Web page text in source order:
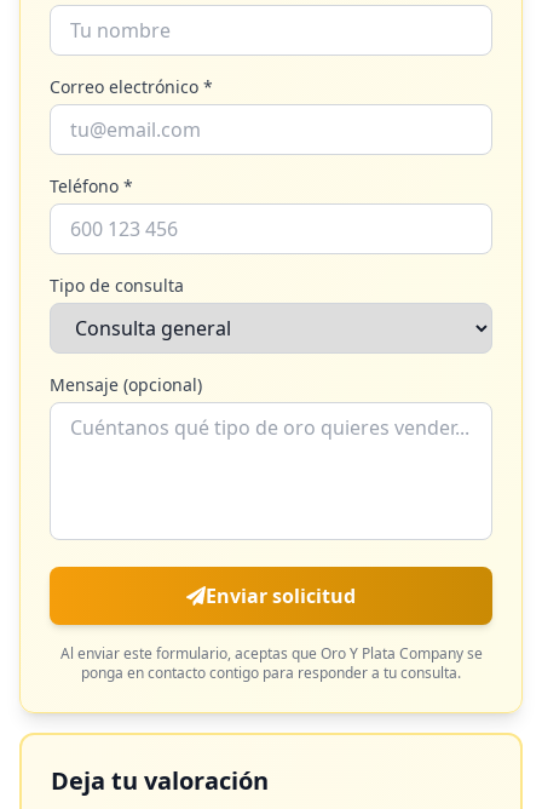
Correo electrónico *
Teléfono *
Tipo de consulta
Mensaje (opcional)
Enviar solicitud
Al enviar este formulario, aceptas que Oro Y Plata Companyse
ponga en contacto contigo para responder a tu consulta.
Deja tu valoración